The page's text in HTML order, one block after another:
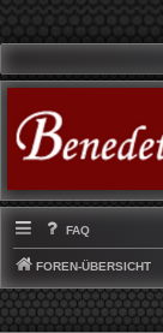
FAQ
FOREN-ÜBERSICHT